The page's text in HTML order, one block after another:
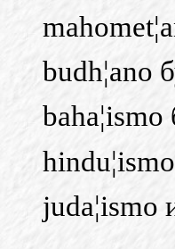
budh¦ano
juda¦ismo